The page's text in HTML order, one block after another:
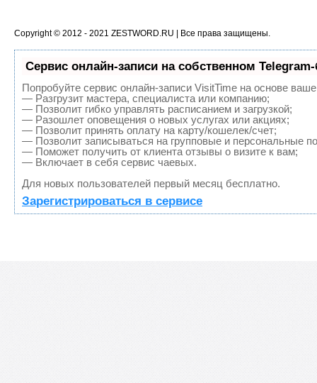
Copyright © 2012 - 2021 ZESTWORD.RU | Все права защищены.
Сервис онлайн-записи на собственном Telegram-
Попробуйте сервис онлайн-записи VisitTime на основе
— Разгрузит мастера, специалиста или компанию;
— Позволит гибко управлять расписанием и загрузкой;
— Разошлет оповещения о новых услугах или акциях;
— Позволит принять оплату на карту/кошелек/счет;
— Позволит записываться на групповые и персональные
— Поможет получить от клиента отзывы о визите к вам;
— Включает в себя сервис чаевых.
Для новых пользователей первый месяц бесплатно.
Зарегистрироваться в сервисе